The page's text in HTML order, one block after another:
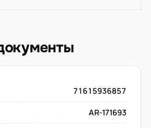
71615936857
AR-171693